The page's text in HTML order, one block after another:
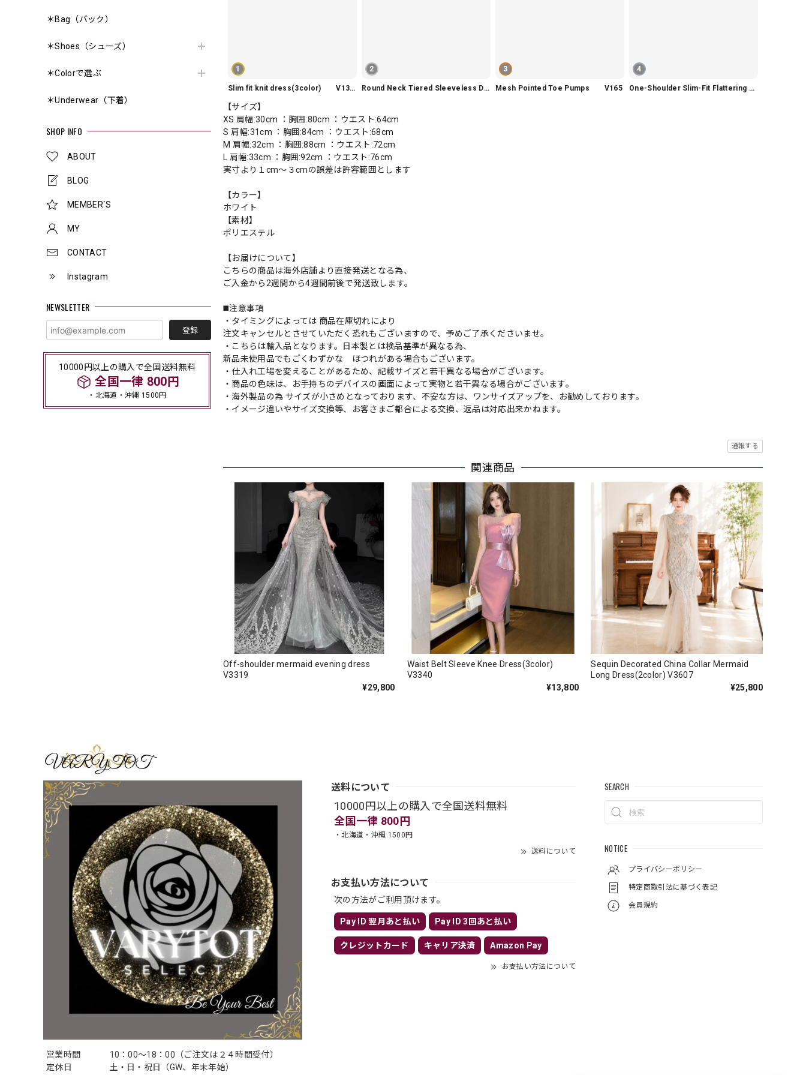
＊Bag（バック）
＊Shoes（シューズ）
＊Colorで選ぶ
＊Underwear（下着）
SHOP INFO
ABOUT
BLOG
MEMBER`S
MY
CONTACT
Instagram
NEWSLETTER
登録
10000円以上の購入で全国送料無料
全国一律 800円
・北海道・沖縄 1500円
1
Slim fit knit dress(3color) V1330
2
Round Neck Tiered Sleeveless Dress V2290
3
Mesh Pointed Toe Pumps V165
4
One-Shoulder Slim-Fit Flattering Mermaid Skirt Dress V2295
【サイズ】
XS 肩幅:30cm ：胸囲:80cm ：ウエスト:64cm
S 肩幅:31cm ：胸囲:84cm ：ウエスト:68cm
M 肩幅:32cm ：胸囲:88cm ：ウエスト:72cm
L 肩幅:33cm ：胸囲:92cm ：ウエスト:76cm
実寸より１cm〜３cmの誤差は許容範囲とします
【カラー】
ホワイト
【素材】
ポリエステル
【お届けについて】
こちらの商品は海外店舗より直接発送となる為、
ご入金から2週間から4週間前後で発送致します。
◼️注意事項
・タイミングによっては 商品在庫切れにより
注文キャンセルとさせていただく恐れもございますので、予めご了承くださいませ。
・こちらは輸入品となります。日本製とは検品基準が異なる為、
新品未使用品でもごくわずかな ほつれがある場合もございます。
・仕入れ工場を変えることがあるため、記載サイズと若干異なる場合がございます。
・商品の色味は、お手持ちのデバイスの画面によって実物と若干異なる場合がございます。
・海外製品の為 サイズが小さめとなっております、不安な方は、ワンサイズアップを、お勧めしております。
・イメージ違いやサイズ交換等、お客さまご都合による交換、返品は対応出来かねます。
通報する
関連商品
Off-shoulder mermaid evening dress
V3319
¥29,800
Waist Belt Sleeve Knee Dress(3color)
V3340
¥13,800
Sequin Decorated China Collar Mermaid
Long Dress(2color) V3607
¥25,800
営業時間
10：00〜18：00（ご注文は２４時間受付）
定休日
土・日・祝日（GW、年末年始）
送料について
10000円以上の購入で全国送料無料
全国一律 800円
・北海道・沖縄 1500円
送料について
お支払い方法について
次の方法がご利用頂けます。
Pay ID 翌月あと払い Pay ID 3回あと払い
クレジットカード キャリア決済 Amazon Pay
お支払い方法について
SEARCH
NOTICE
プライバシーポリシー
特定商取引法に基づく表記
会員規約